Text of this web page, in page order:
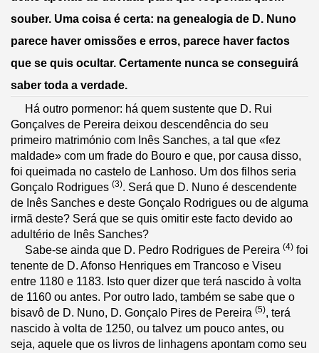
souber. Uma coisa é certa: na genealogia de D. Nuno
parece haver omissões e erros, parece haver factos
que se quis ocultar. Certamente nunca se conseguirá
saber toda a verdade.
Há outro pormenor: há quem sustente que D. Rui
Gonçalves de Pereira deixou descendência do seu
primeiro matrimónio com Inês Sanches, a tal que «fez
maldade» com um frade do Bouro e que, por causa disso,
foi queimada no castelo de Lanhoso. Um dos filhos seria
Gonçalo Rodrigues (3). Será que D. Nuno é descendente
de Inês Sanches e deste Gonçalo Rodrigues ou de alguma
irmã deste? Será que se quis omitir este facto devido ao
adultério de Inês Sanches?
Sabe-se ainda que D. Pedro Rodrigues de Pereira (4) foi
tenente de D. Afonso Henriques em Trancoso e Viseu
entre 1180 e 1183. Isto quer dizer que terá nascido à volta
de 1160 ou antes. Por outro lado, também se sabe que o
bisavô de D. Nuno, D. Gonçalo Pires de Pereira (5), terá
nascido à volta de 1250, ou talvez um pouco antes, ou
seja, aquele que os livros de linhagens apontam como seu